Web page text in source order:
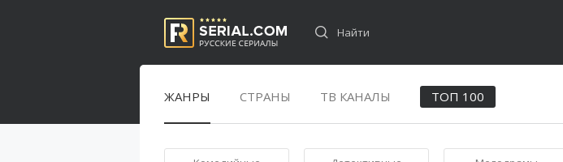
ЖАНРЫ СТРАНЫ ТВ КАНАЛЫ ТОП 100